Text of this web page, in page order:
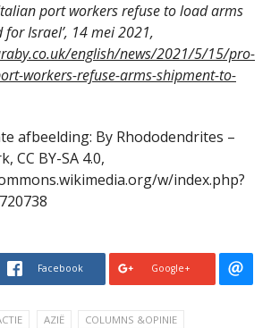
port workers refuse to load arms
Israel’, 14 mei 2021,
english/news/2021/5/15/pro-
workers-refuse-arms-shipment-to-
afbeelding: By Rhododendrites –
CC BY-SA 4.0,
w/index.php?
Facebook Google+
AZIË
COLUMNS &OPINIE